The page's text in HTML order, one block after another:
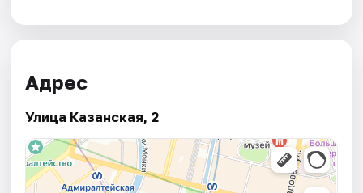
Адрес
Улица Казанская, 2